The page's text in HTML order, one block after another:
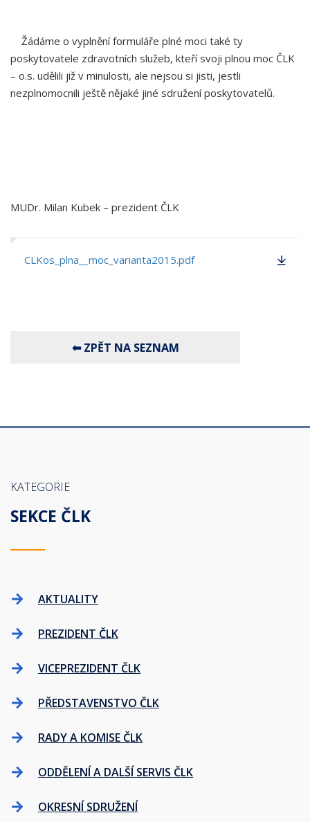
Žádáme o vyplnění formuláře plné moci také ty
poskytovatele zdravotních služeb, kteří svoji plnou moc ČLK
– o.s. udělili již v minulosti, ale nejsou si jisti, jestli
nezplnomocnili ještě nějaké jiné sdružení poskytovatelů.
MUDr. Milan Kubek – prezident ČLK
CLKos_plna__moc_varianta2015.pdf
KATEGORIE
SEKCE ČLK
AKTUALITY
PREZIDENT ČLK
VICEPREZIDENT ČLK
PŘEDSTAVENSTVO ČLK
RADY A KOMISE ČLK
ODDĚLENÍ A DALŠÍ SERVIS ČLK
OKRESNÍ SDRUŽENÍ